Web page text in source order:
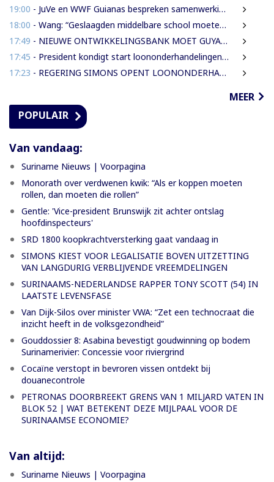
19:00 - JuVe en WWF Guianas bespreken samenwerking rond natuurbescherming
18:00 - Wang: “Geslaagden middelbare school moeten 450 SRD betalen om diploma te ontvangen”
17:49 - NIEUWE ONTWIKKELINGSBANK MOET GUYANESE BEDRIJVEN KLAARSTOMEN OM BUITENLANDSE BEDRIJVEN TE VERVANGEN
17:45 - President kondigt start loononderhandelingen met vakbonden aan
17:23 - REGERING SIMONS OPENT LOONONDERHANDELINGEN MET OVERHEIDSVAKBONDEN NA LICHTE FINANCIËLE ADEMRUIMTE
MEER
POPULAIR
Van vandaag:
Suriname Nieuws | Voorpagina
Monorath over verdwenen kwik: “Als er koppen moeten
rollen, dan moeten die rollen”
Gentle: 'Vice-president Brunswijk zit achter ontslag
hoofdinspecteurs'
SRD 1800 koopkrachtversterking gaat vandaag in
SIMONS KIEST VOOR LEGALISATIE BOVEN UITZETTING
VAN LANGDURIG VERBLIJVENDE VREEMDELINGEN
SURINAAMS-NEDERLANDSE RAPPER TONY SCOTT (54) IN
LAATSTE LEVENSFASE
Van Dijk-Silos over minister VWA: “Zet een technocraat die
inzicht heeft in de volksgezondheid”
Gouddossier 8: Asabina bevestigt goudwinning op bodem
Surinamerivier: Concessie voor riviergrind
Cocaïne verstopt in bevroren vissen ontdekt bij
douanecontrole
PETRONAS DOORBREEKT GRENS VAN 1 MILJARD VATEN IN
BLOK 52 | WAT BETEKENT DEZE MIJLPAAL VOOR DE
SURINAAMSE ECONOMIE?
Van altijd:
Suriname Nieuws | Voorpagina